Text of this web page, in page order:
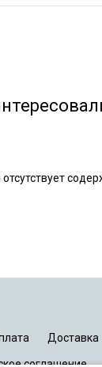
отсутствует
Доставка
соглашение